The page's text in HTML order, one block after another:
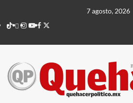
contenido
7 agosto, 2026
TikTok
threads
Instagram
Youtube
Facebook
X